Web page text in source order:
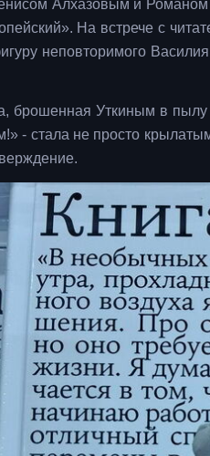
Алхазовым и Романом
На встрече с
неповторимого
брошенная Уткиным в
- стала не просто